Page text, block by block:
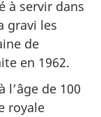
à servir dans
gravi les
de
en 1962.
l’âge de 100
royale